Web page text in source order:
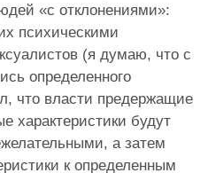
«с отклонениями»:
психическими
(я думаю, что с
определенного
что власти предержащие
характеристики будут
а затем
к определенным